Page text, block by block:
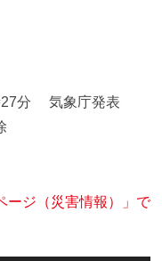
27分 気象庁発表
ージ（災害情報）」で